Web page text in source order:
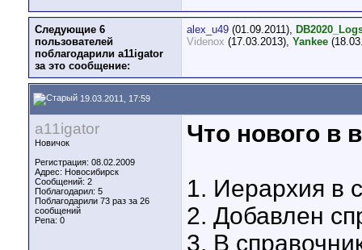
Следующие 6
пользователей
поблагодарили a11igator
за это сообщение:
alex_u49 (01.09.2011),
Videnox (17.03.2013), Yankee
19.03.2011, 17:59
a11igator
Новичок
Регистрация: 08.02.2009
Адрес: Новосибирск
Сообщений: 2
Поблагодарил: 5
Поблагодарили 73 раз за 26
сообщений
Репа: 0
Что нового в
1. Иерархия в
2. Добавлен
3. В